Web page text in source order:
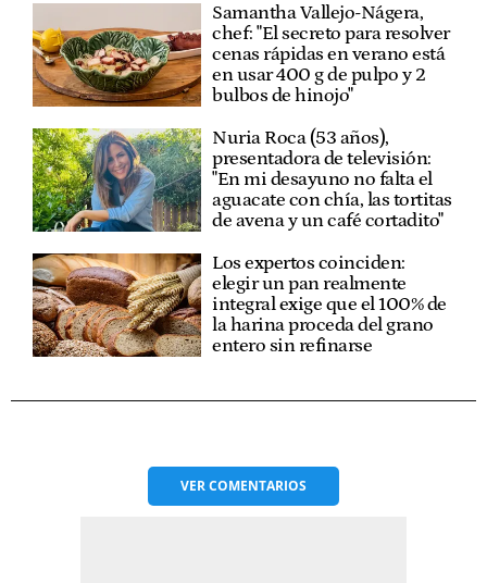
Samantha Vallejo-Nágera,
chef: "El secreto para resolver
cenas rápidas en verano está
en usar 400 g de pulpo y 2
bulbos de hinojo"
Nuria Roca (53 años),
presentadora de televisión:
"En mi desayuno no falta el
aguacate con chía, las tortitas
de avena y un café cortadito"
Los expertos coinciden:
elegir un pan realmente
integral exige que el 100% de
la harina proceda del grano
entero sin refinarse
VERCOMENTARIOS